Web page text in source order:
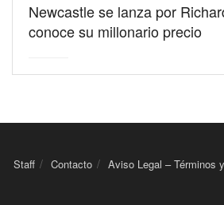
Newcastle se lanza por
conoce su millonario precio
Staff Contacto Aviso Legal – Términos